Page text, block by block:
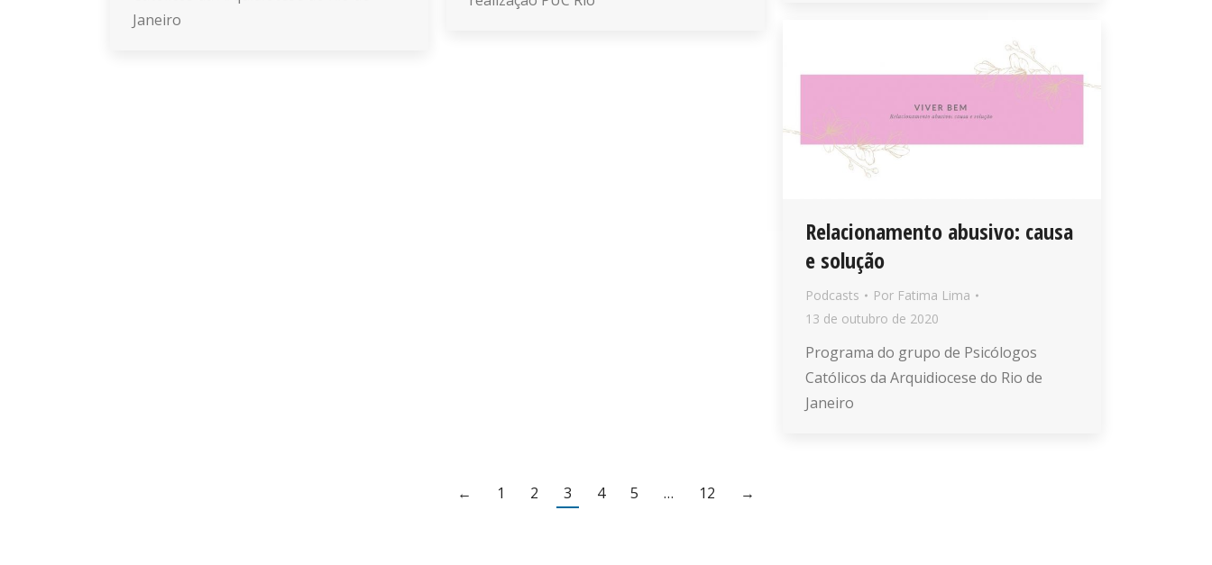
Janeiro
Relacionamento abusivo: causa
e solução
Podcasts Por Fatima Lima
13 de outubro de 2020
Programa do grupo de Psicólogos
Católicos da Arquidiocese do Rio de
Janeiro
← 1 2 3 4 5 … 12 →